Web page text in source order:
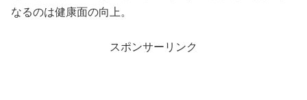
なるのは健康面の向上。
スポンサーリンク